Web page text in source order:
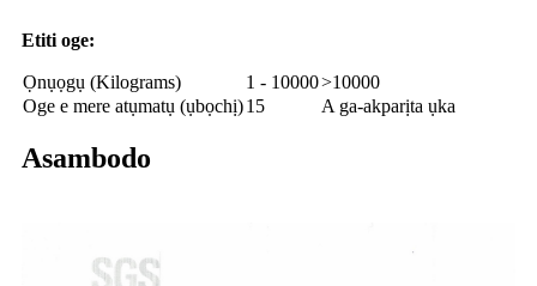
Etiti oge:
Ọnụọgụ (Kilograms) 1 - 10000>10000
Oge e mere atụmatụ (ụbọchị)15 A ga-akparịta ụka
Asambodo